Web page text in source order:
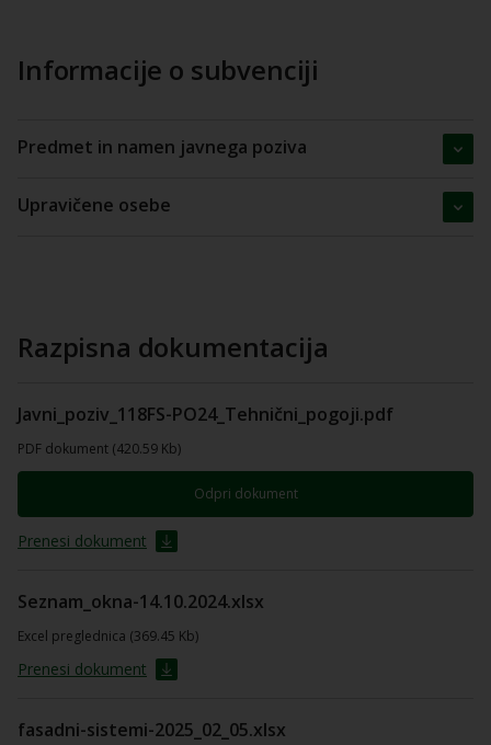
Informacije o subvenciji
Predmet in namen javnega poziva
Upravičene osebe
Razpisna dokumentacija
Javni_poziv_118FS-PO24_Tehnični_pogoji.pdf
PDF dokument (420.59 Kb)
Odpri dokument
Prenesi dokument
Seznam_okna-14.10.2024.xlsx
Excel preglednica (369.45 Kb)
Prenesi dokument
fasadni-sistemi-2025_02_05.xlsx